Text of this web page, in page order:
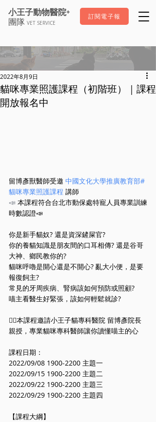
小王子動物醫院+
團隊 VET SERVICE
訂閱電子報
貓咪專業照護課程（初階班）｜課程
開放報名中
2022年8月9日
留博彥獸醫師受邀 中國文化大學推廣教育部#
貓咪專業照護課程 講師
📣 本課程符合台北市動保處特寵人員專業訓練
時數認證📣
你是新手貓奴? 還是資深鏟屎官?
你的養貓知識是朋友間的口耳相傳? 還是谷哥
大神、鄉民教你的?
貓咪呼嚕是開心還是不開心? 亂大小便，是要
報復飼主?
常見的牙周疾病、腎病該如何預防或照顧?
喵主看醫生好緊張，該如何輕鬆就診?
👨‍⚕本課程邀請小王子貓專科醫院 留博彥院長
親授，專業貓咪專科醫師讓你讀懂喵主的心
課程日期：
2022/09/08 1900-2200 主題一
2022/09/15 1900-2200 主題二
2022/09/22 1900-2200 主題三
2022/09/29 1900-2200 主題四
【課程大綱】